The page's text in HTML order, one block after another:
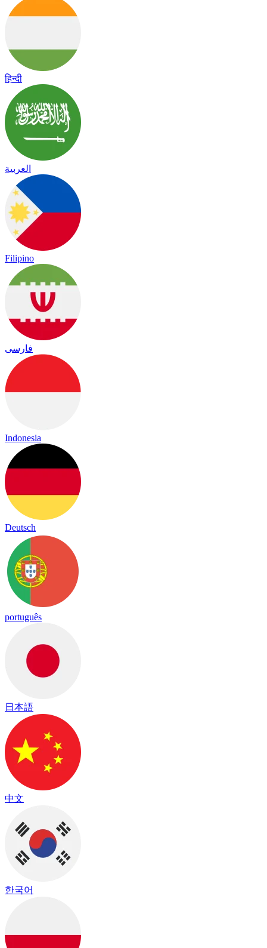
हिन्दी
العربية
Filipino
فارسی
Indonesia
Deutsch
português
日本語
中文
한국어